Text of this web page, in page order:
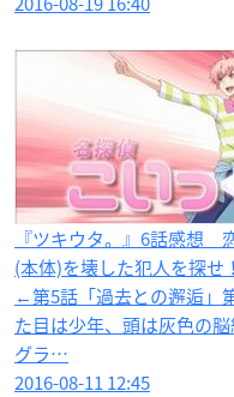
『ツキウタ。』6話感想
(本体)を壊した犯人を探せ！
←第5話「過去との邂逅」
た目は少年、頭は灰色の
グラ…
2016-08-11 12:45